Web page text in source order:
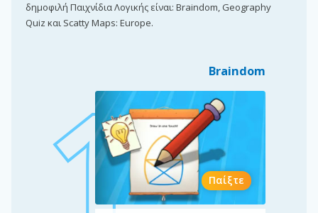
δημοφιλή Παιχνίδια Λογικής είναι: Braindom, Geography
Quiz και Scatty Maps: Europe.
Braindom
Παίξτε